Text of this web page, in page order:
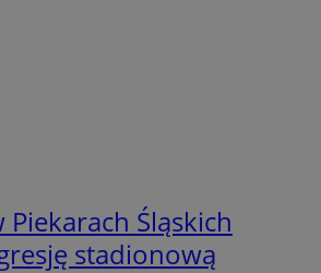
Śląskich
stadionową